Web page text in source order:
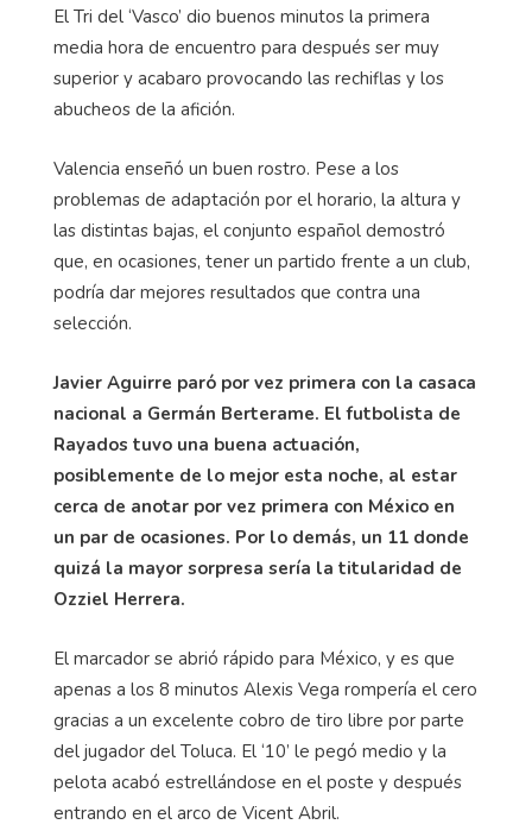
El Tri del ‘Vasco’ dio buenos minutos la primera
media hora de encuentro para después ser muy
superior y acabaro provocando las rechiflas y los
abucheos de la afición.
Valencia enseñó un buen rostro. Pese a los
problemas de adaptación por el horario, la altura y
las distintas bajas, el conjunto español demostró
que, en ocasiones, tener un partido frente a un club,
podría dar mejores resultados que contra una
selección.
Javier Aguirre paró por vez primera con la casaca
nacional a Germán Berterame. El futbolista de
Rayados tuvo una buena actuación,
posiblemente de lo mejor esta noche, al estar
cerca de anotar por vez primera con México en
un par de ocasiones. Por lo demás, un 11 donde
quizá la mayor sorpresa sería la titularidad de
Ozziel Herrera.
El marcador se abrió rápido para México, y es que
apenas a los 8 minutos Alexis Vega rompería el cero
gracias a un excelente cobro de tiro libre por parte
del jugador del Toluca. El ‘10’ le pegó medio y la
pelota acabó estrellándose en el poste y después
entrando en el arco de Vicent Abril.